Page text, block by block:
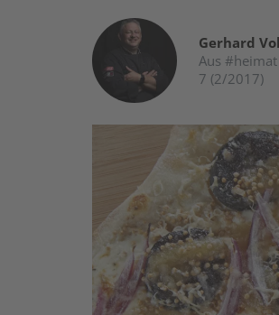
Gerhard
Aus
7 (2/2017)